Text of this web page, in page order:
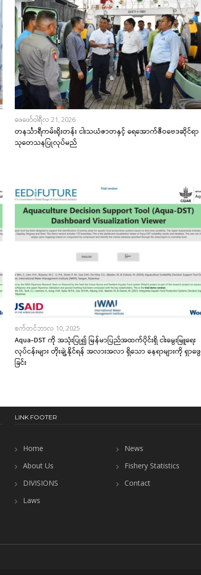
ဖေဖော်ဝါရီလ 21, 2026
တနင်္သာရီကမ်းရိုးတန်း ငါးသယံဇာတနှင့် ရေအောက်ဇီဝဗေဒဆိုင်ရာ
သုတေသနပြုလုပ်မည်
စက်တင်ဘာလ 10, 2025
Aqua-DST ကို အသုံးပြု၍ မြန်မာပြည်အထက်ပိုင်းရှိ ငါးမွေးမြူရေး
လုပ်ငန်းများ တိုးချဲ့နိုင်ရန် အလားအလာ ရှိသော နေရာများကို ရှာဖွေ
ခြင်း
LINK FOOTER
Home
About Us
DIVISIONS
Laws
News
Fishery Statistics
Contact